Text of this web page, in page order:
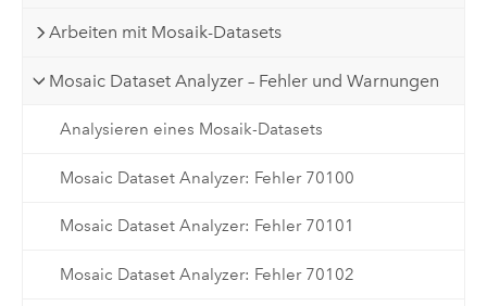
Arbeiten mit Mosaik-Datasets
Mosaic Dataset Analyzer – Fehler und Warnungen
Analysieren eines Mosaik-Datasets
Mosaic Dataset Analyzer: Fehler 70100
Mosaic Dataset Analyzer: Fehler 70101
Mosaic Dataset Analyzer: Fehler 70102